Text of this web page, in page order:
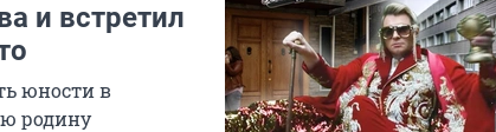
и встретил
юности в
родину